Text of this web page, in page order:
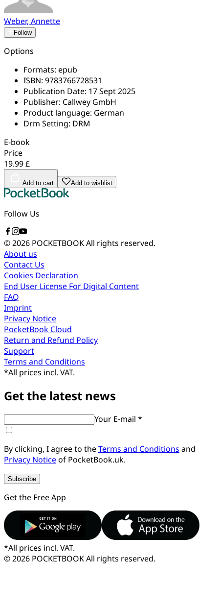
Weber, Annette
Follow
Options
Formats: epub
ISBN: 9783766728531
Publication Date: 17 Sept 2025
Publisher: Callwey GmbH
Product language: German
Drm Setting: DRM
E-book
Price
19.99 £
Add to cart Add to wishlist
Follow Us
© 2026 POCKETBOOKAll rights reserved.
About us
Contact Us
Cookies Declaration
End User License For Digital Content
FAQ
Imprint
Privacy Notice
PocketBook Cloud
Return and Refund Policy
Support
Terms and Conditions
*All prices incl. VAT.
Get the latest news
Your E-mail *
By clicking, I agree to theTerms and Conditions and
Privacy Noticeof PocketBook.uk.
Subscribe
Get the Free App
*All prices incl. VAT.
© 2026 POCKETBOOKAll rights reserved.